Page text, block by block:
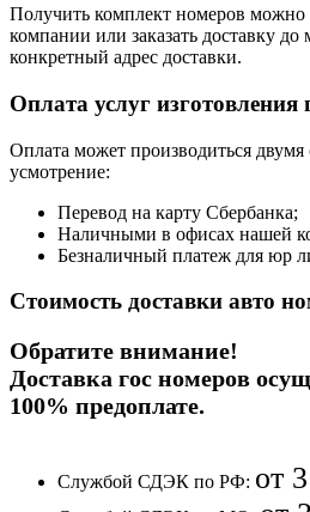
Получить комплект номеров
компании или заказать доставку до
конкретный адрес доставки.
Оплата услуг изготовления
Оплата может производиться
усмотрение:
Перевод на карту Сбербанка;
Наличными в офисах нашей
Безналичный платеж для юр
Стоимость доставки авто
Обратите внимание!
Доставка гос номеров
100% предоплате.
Службой СДЭК по РФ: от